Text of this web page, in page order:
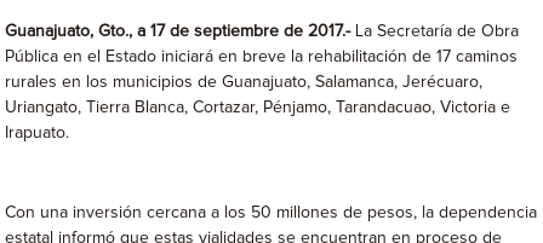
Guanajuato, Gto., a 17 de septiembre de 2017.- La Secretaría de Obra
Pública en el Estado iniciará en breve la rehabilitación de 17 caminos
rurales en los municipios de Guanajuato, Salamanca, Jerécuaro,
Uriangato, Tierra Blanca, Cortazar, Pénjamo, Tarandacuao, Victoria e
Irapuato.
Con una inversión cercana a los 50 millones de pesos, la dependencia
estatal informó que estas vialidades se encuentran en proceso de